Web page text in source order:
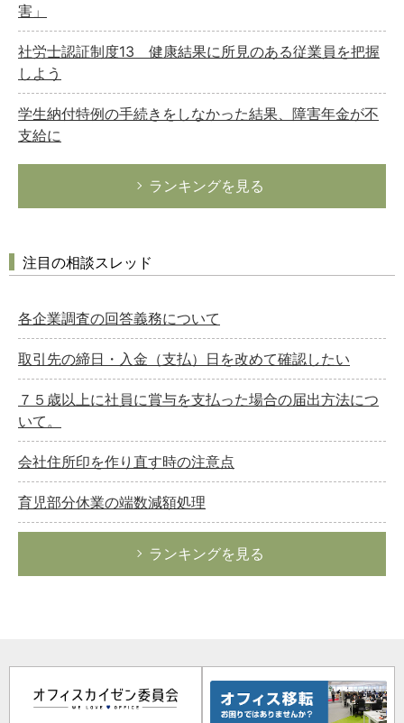
害」
社労士認証制度13 健康結果に所見のある従業員を把握
しよう
学生納付特例の手続きをしなかった結果、障害年金が不
支給に
ランキングを見る
注目の相談スレッド
各企業調査の回答義務について
取引先の締日・入金（支払）日を改めて確認したい
７５歳以上に社員に賞与を支払った場合の届出方法につ
いて。
会社住所印を作り直す時の注意点
育児部分休業の端数減額処理
ランキングを見る